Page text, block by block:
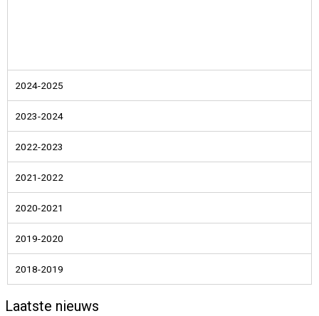
2024-2025
2023-2024
2022-2023
2021-2022
2020-2021
2019-2020
2018-2019
Laatste nieuws